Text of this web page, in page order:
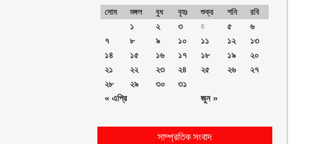
সোম মঙ্গল বুধ বৃহঃ শুক্র শনি রবি
« এপ্রি জুন »
১ ২ ৩ ৪ ৫
৬
৭
৮ ৯ ১০ ১১ ১২
১৩
১৪
১৫ ১৬ ১৭ ১৮ ১৯
২০
২১
২২ ২৩ ২৪ ২৫ ২৬
২৭
২৮
২৯ ৩০ ৩১
সাম্প্রতিক সংবাদ